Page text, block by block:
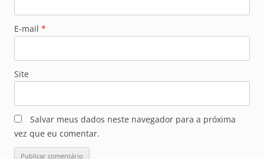
E-mail *
Site
Salvar meus dados neste navegador para a próxima
vez que eu comentar.